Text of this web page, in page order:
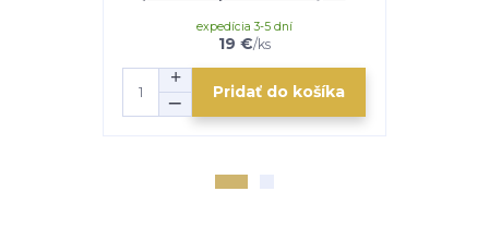
19 €/ks
expedícia 3-5 dní
Pridať do košíka